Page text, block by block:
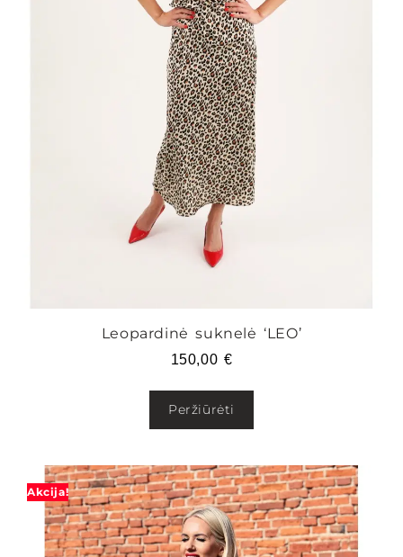
Leopardinė suknelė ‘LEO’
150,00 €
Peržiūrėti
Akcija!